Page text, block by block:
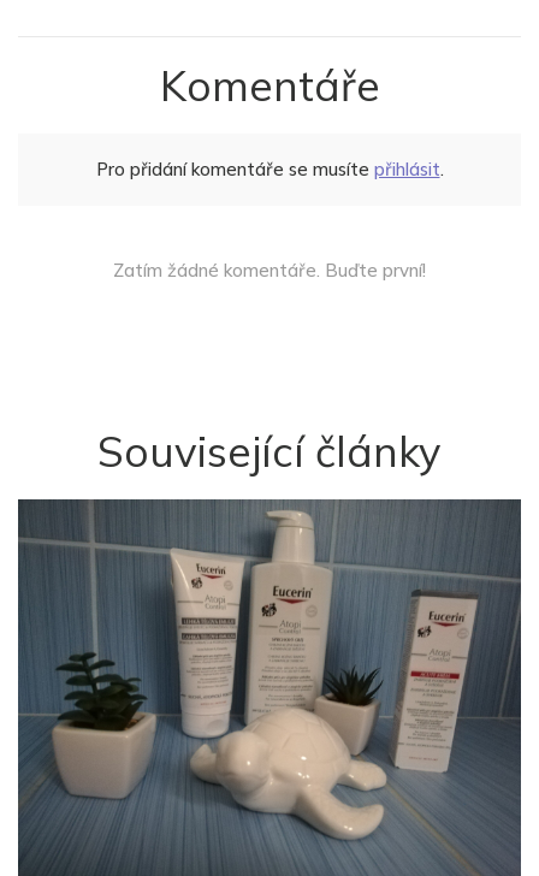
Komentáře
Pro přidání komentáře se musíte přihlásit.
Zatím žádné komentáře. Buďte první!
Související články